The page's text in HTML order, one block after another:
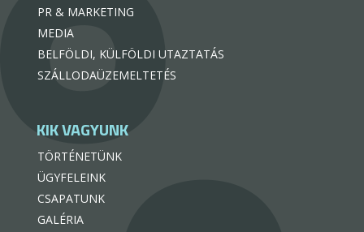
PR & MARKETING
MEDIA
BELFÖLDI, KÜLFÖLDI UTAZTATÁS
SZÁLLODAÜZEMELTETÉS
KIK VAGYUNK
TÖRTÉNETÜNK
ÜGYFELEINK
CSAPATUNK
GALÉRIA